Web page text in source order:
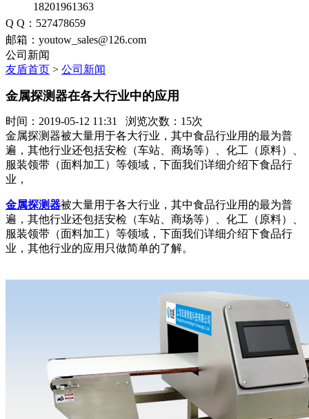
18201961363
Q Q：527478659
邮箱：youtow_sales@126.com
公司新闻
友盾首页 > 公司新闻
金属探测器在各大行业中的应用
时间：2019-05-12 11:31 浏览次数：15次
金属探测器被大量用于各大行业，其中食品行业用的最为普
遍，其他行业还包括安检（车站、商场等）、化工（原料）、
服装领带（面料加工）等领域，下面我们详细介绍下食品行
业，
金属探测器被大量用于各大行业，其中食品行业用的最为普
遍，其他行业还包括安检（车站、商场等）、化工（原料）、
服装领带（面料加工）等领域，下面我们详细介绍下食品行
业，其他行业的应用只做简单的了解。